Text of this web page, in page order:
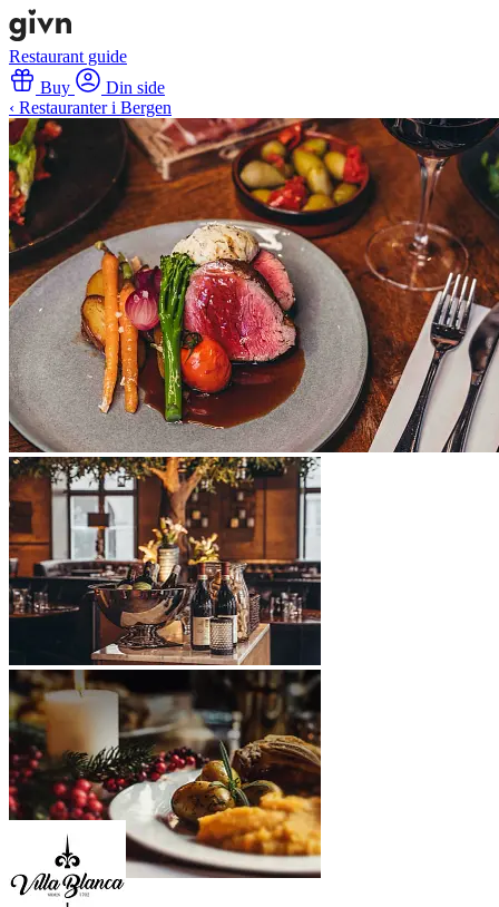
Restaurant guide
Buy
Din side
‹ Restauranter i Bergen